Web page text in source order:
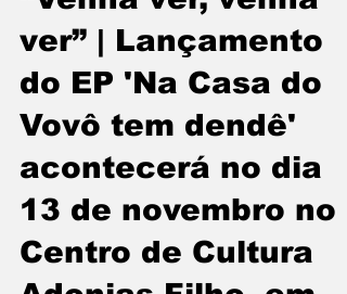
1 min de leitura
“Venha ver, venha
ver” | Lançamento
do EP 'Na Casa do
Vovô tem dendê'
acontecerá no dia